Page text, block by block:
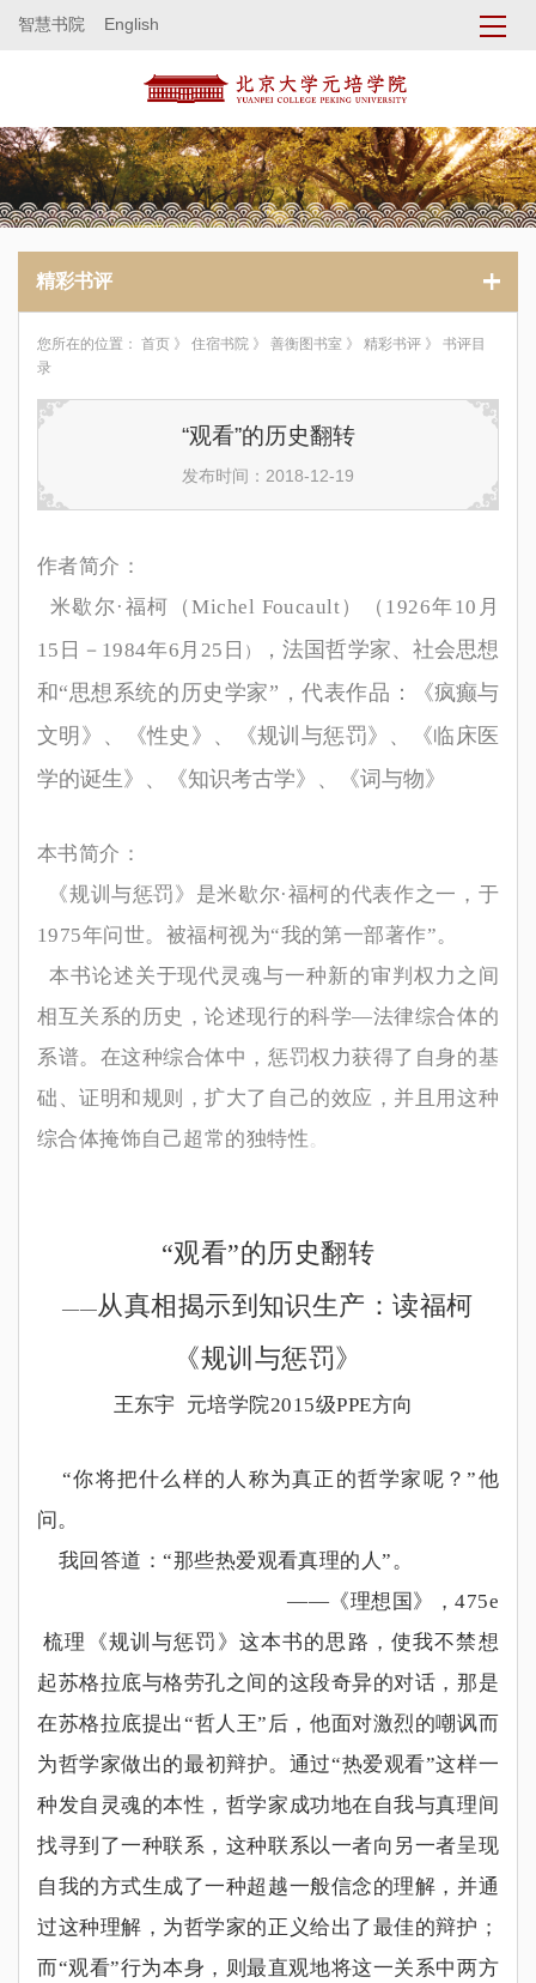
智慧书院 English
精彩书评
您所在的位置： 首页 》 住宿书院 》 善衡图书室 》 精彩书评 》 书评目
录
“观看”的历史翻转
发布时间：2018-12-19
作者简介：
米歇尔 · 福柯 （Michel Foucault ） （1926年10 月
15 日－1984年6 月25 日 ）
，法国哲学家、社会思想
和“思想系统的历史学家” ，代表作品 ：《疯癫与
文明》、《性史》、《规训与惩罚》、《临床医
学的诞生》、《知识考古学》、《词与物》
本书简介：
《规训与惩罚》是米歇尔·福柯的代表作之一，于
1975年问世。被福柯视为“我的第一部著作”。
本书论述关于现代灵魂与一种新的审判权力之间
相互关系的历史，论述现行的科学—法律综合体的
系谱。在这种综合体中，惩罚权力获得了自身的基
础、证明和规则，扩大了自己的效应，并且用这种
综合体掩饰自己超常的独特性 。
“观看”的历史翻转
—— 从真相揭示到知识生产：读福柯
《规训与惩罚》
王东宇 元培学院2015级PPE方向
“你将把什么样的人称为真正的哲学家呢？”他
问。
我回答道：“那些热爱观看真理的人” 。
—— 《理想国》，475e
梳理《规训与惩罚》这本书的思路，使我不禁想
起苏格拉底与格劳孔之间的这段奇异的对话，那是
在苏格拉底提出“哲人王” 后，他面对激烈的嘲讽而
为哲学家做出的最初辩护。通过“热爱观看”这样一
种发自灵魂的本性，哲学家成功地在自我与真理间
找寻到了一种联系，这种联系以一者向另一者呈现
自我的方式生成了一种超越一般信念的理解，并通
过这种理解，为哲学家的正义给出了最佳的辩护；
而“观看”行为本身，则最直观地将这一关系中两方